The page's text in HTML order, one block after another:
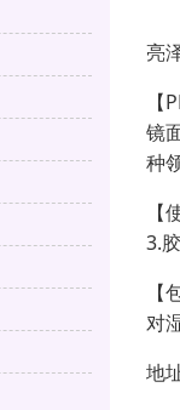
亮
镜
种
3.
对
地